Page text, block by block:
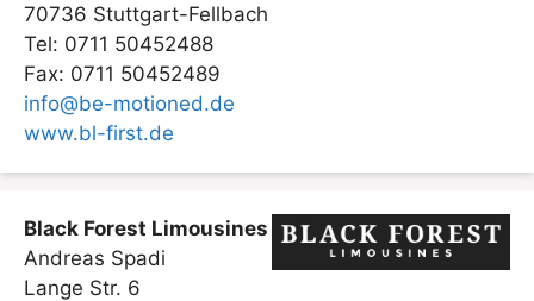
70736 Stuttgart-Fellbach
Tel: 0711 50452488
Fax: 0711 50452489
info@be-motioned.de
www.bl-first.de
Black Forest Limousines
Andreas Spadi
Lange Str. 6